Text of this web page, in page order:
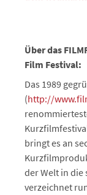
Über das
Film Festival:
Das 1989
(http://
bringt es an
der Welt in die
verzeichnet